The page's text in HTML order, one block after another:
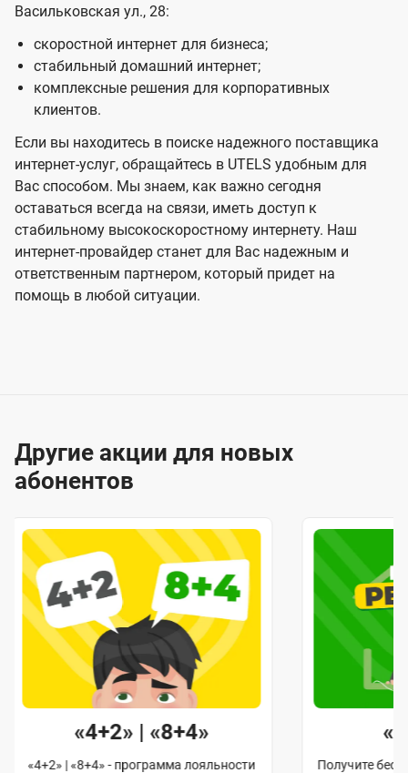
Васильковская ул., 28:
скоростной интернет для бизнеса;
стабильный домашний интернет;
комплексные решения для корпоративных
клиентов.
Если вы находитесь в поиске надежного поставщика
интернет-услуг, обращайтесь в UTELS удобным для
Вас способом. Мы знаем, как важно сегодня
оставаться всегда на связи, иметь доступ к
стабильному высокоскоростному интернету. Наш
интернет-провайдер станет для Вас надежным и
ответственным партнером, который придет на
помощь в любой ситуации.
Другие акции для новых
абонентов
«4+2» | «8+4»
«4+2» | «8+4» - программа лояльности
Получите